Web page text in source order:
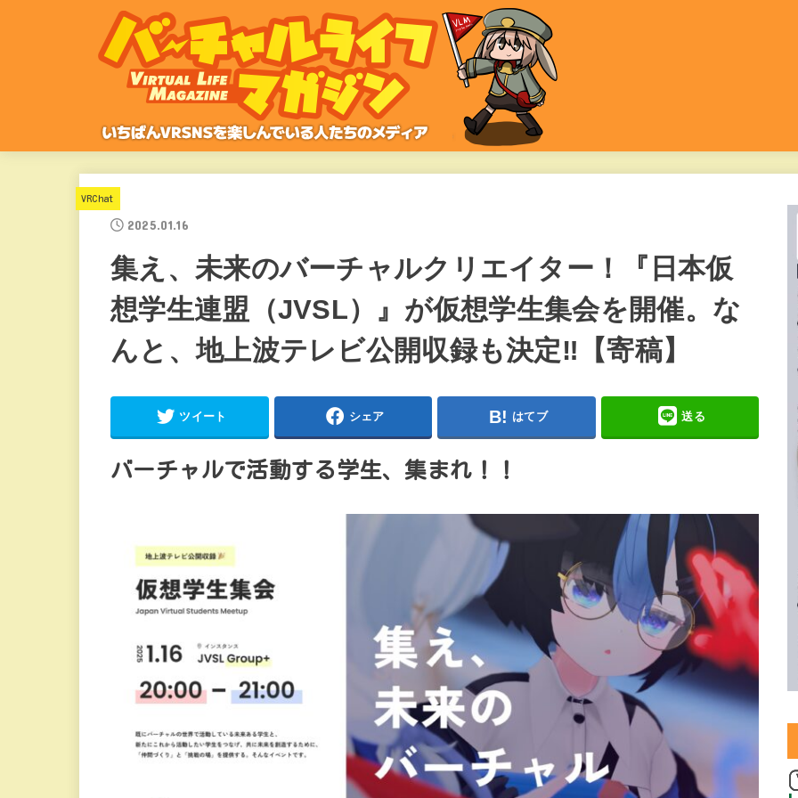
VRChat
2025.01.16
集え、未来のバーチャルクリエイター！『日本仮
想学生連盟（JVSL）』が仮想学生集会を開催。な
んと、地上波テレビ公開収録も決定‼︎【寄稿】
ツイート シェア はてブ 送る
バーチャルで活動する学生、集まれ！！